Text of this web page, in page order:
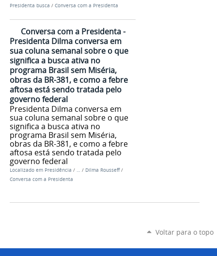
Presidenta busca / Conversa com a Presidenta
Conversa com a Presidenta -
Presidenta Dilma conversa em
sua coluna semanal sobre o que
significa a busca ativa no
programa Brasil sem Miséria,
obras da BR-381, e como a febre
aftosa está sendo tratada pelo
governo federal
Presidenta Dilma conversa em
sua coluna semanal sobre o que
significa a busca ativa no
programa Brasil sem Miséria,
obras da BR-381, e como a febre
aftosa está sendo tratada pelo
governo federal
Localizado em Presidência / / Dilma Rousseff /
Conversa com a Presidenta
Voltar para o topo